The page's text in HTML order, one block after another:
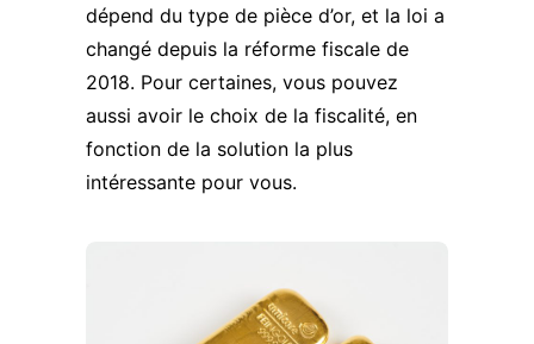
dépend du type de pièce d’or, et la loi a
changé depuis la réforme fiscale de
2018. Pour certaines, vous pouvez
aussi avoir le choix de la fiscalité, en
fonction de la solution la plus
intéressante pour vous.